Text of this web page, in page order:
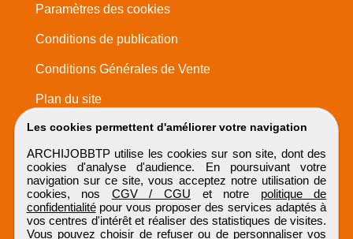
Les cookies permettent d'améliorer votre navigation
ARCHIJOBBTP utilise les cookies sur son site, dont des
cookies d'analyse d'audience. En poursuivant votre
navigation sur ce site, vous acceptez notre utilisation de
cookies, nos CGV / CGU et notre politique de
confidentialitépour vous proposer des services adaptés à
vos centres d'intérêt et réaliser des statistiques de visites.
Vous pouvez choisir de refuser ou de personnaliser vos
Paramètres des cookies
Conditions de publication
Conditions Générales de Vente
Plan du site